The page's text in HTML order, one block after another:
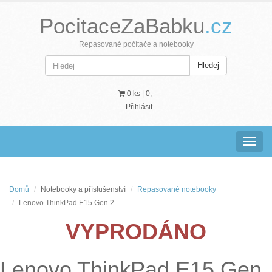
PocitaceZaBabku.cz
Repasované počítače a notebooky
Hledej
0 ks | 0,-
Přihlásit
Domů Notebooky a příslušenství
Repasované notebooky
Lenovo ThinkPad E15 Gen 2
VYPRODÁNO